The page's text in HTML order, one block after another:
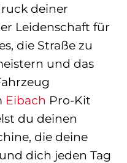
deiner
Leidenschaft für
die Straße zu
und das
Eibach Pro-Kit
du deinen
die deine
dich jeden Tag